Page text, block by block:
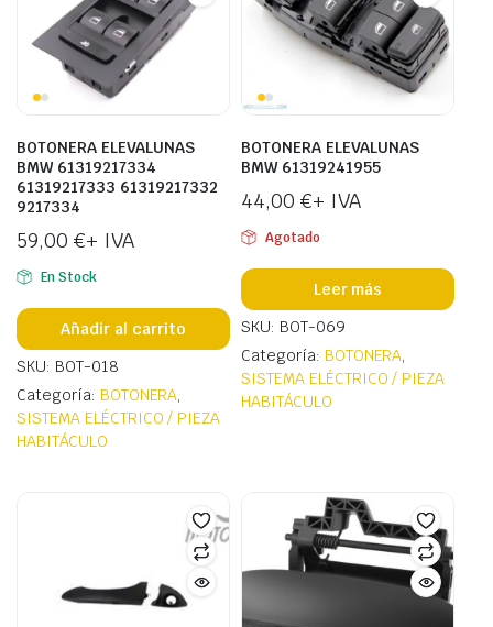
BOTONERA ELEVALUNAS
BMW 61319217334
61319217333 61319217332
9217334
59,00 €+ IVA
En Stock
Añadir al carrito
SKU: BOT-018
Categoría: BOTONERA,
SISTEMA ELÉCTRICO / PIEZA
HABITÁCULO
BOTONERA ELEVALUNAS
BMW 61319241955
44,00 €+ IVA
Agotado
Leer más
SKU: BOT-069
Categoría: BOTONERA,
SISTEMA ELÉCTRICO / PIEZA
HABITÁCULO